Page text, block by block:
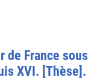
de France sous
XVI. [Thèse].